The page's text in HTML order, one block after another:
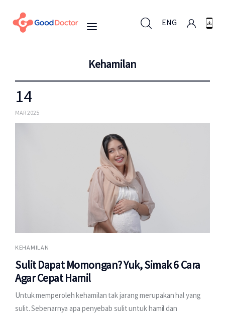
ENG
Mengapa Good Doctor
Kehamilan
14
MAR 2025
KEHAMILAN
Sulit Dapat Momongan? Yuk, Simak 6 Cara
Agar Cepat Hamil
Untuk memperoleh kehamilan tak jarang merupakan hal yang
sulit. Sebenarnya apa penyebab sulit untuk hamil dan